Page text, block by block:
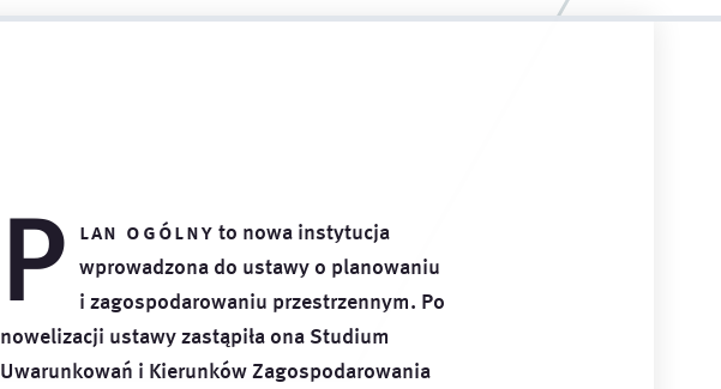
P lan ogólny to nowa instytucja
wprowadzona do ustawy o planowaniu
i zagospodarowaniu przestrzennym. Po
nowelizacji ustawy zastąpiła ona Studium
Uwarunkowań i Kierunków Zagospodarowania